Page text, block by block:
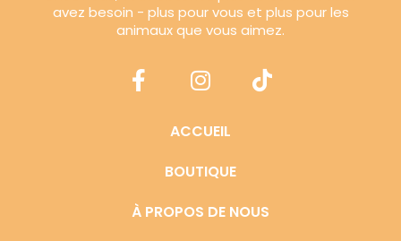
avez besoin - plus pour vous et plus pour les
animaux que vous aimez.
ACCUEIL
BOUTIQUE
À PROPOS DE NOUS